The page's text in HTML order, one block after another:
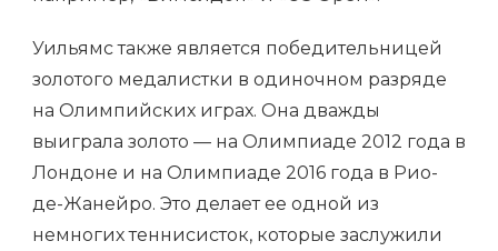
Уильямс также является победительницей
золотого медалистки в одиночном разряде
на Олимпийских играх. Она дважды
выиграла золото — на Олимпиаде 2012 года в
Лондоне и на Олимпиаде 2016 года в Рио-
де-Жанейро. Это делает ее одной из
немногих теннисисток, которые заслужили